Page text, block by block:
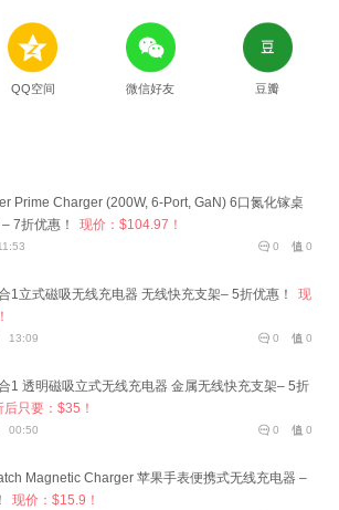
QQ空间 微信好友 豆瓣
Prime Charger (200W, 6-Port, GaN) 6口氮化镓桌
7折优惠！
现价：$104.97！
0
0
1立式磁吸无线充电器 无线快充支架– 5折优惠！
现
0
0
13:09
1 透明磁吸立式无线充电器 金属无线快充支架– 5折
后只要：$35！
0
0
00:50
Magnetic Charger 苹果手表便携式无线充电器 –
现价：$15.9！